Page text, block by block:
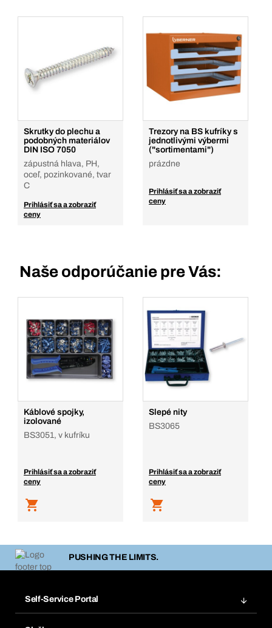
Skrutky do plechu a
podobných materiálov
DIN ISO 7050
zápustná hlava, PH,
oceľ, pozinkované, tvar
C
Prihlásiť sa a zobraziť
ceny
Trezory na BS kufríky s
jednotlivými výbermi
("sortimentami")
prázdne
Prihlásiť sa a zobraziť
ceny
Naše odporúčanie pre Vás:
Káblové spojky,
izolované
BS3051, v kufríku
Prihlásiť sa a zobraziť
ceny
Slepé nity
BS3065
Prihlásiť sa a zobraziť
ceny
PUSHING THE LIMITS.
Self-Service Portal